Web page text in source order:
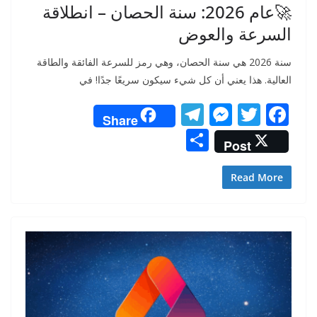
🚀عام 2026: سنة الحصان – انطلاقة
السرعة والعوض
سنة 2026 هي سنة الحصان، وهي رمز للسرعة الفائقة والطاقة
العالية. هذا يعني أن كل شيء سيكون سريعًا جدًا! في
F
ac
e
b
o
k
T
w
itt
er
M
e
ss
g
er
T
el
m
Share
Post
Read More